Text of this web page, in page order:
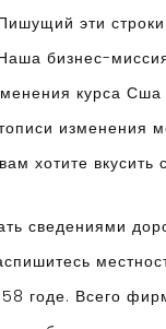
эти
бизнес-
курса
изменения
хотите
сведениями
годе. Всего